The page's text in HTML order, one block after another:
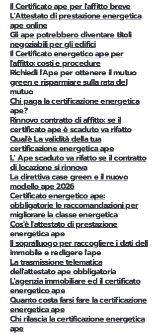
Il Certificato ape per l'affitto breve
L'Attestato di prestazione energetica
ape online
Gli ape potrebbero diventare titoli
negoziabili per gli edifici
Il Certificato energetico ape per
l'affitto: costi e procedure
Richiedi l'Ape per ottenere il mutuo
green e risparmiare sulla rata del
mutuo
Chi paga la certificazione energetica
ape?
Rinnovo contratto di affitto: se il
certificato ape è scaduto va rifatto
Qual'è La validità della tua
certificazione energetica ape
L' Ape scaduto va rifatto se il contratto
di locazione si rinnova
La direttiva case green e il nuovo
modello ape 2026
Certificato energetico ape:
obbligatorie le raccomandazioni per
migliorare la classe energetica
Cos'è l'attestato di prestazione
energetica ape
Il sopralluogo per raccogliere i dati dell
immobile e redigere l'ape
La trasmissione telematica
dell'attestato ape obbligatoria
L'agenzia immobiliare ed il certificato
energetico ape
Quanto costa farsi fare la certificazione
energetica ape
Chi rilascia la certificazione energetica
ape